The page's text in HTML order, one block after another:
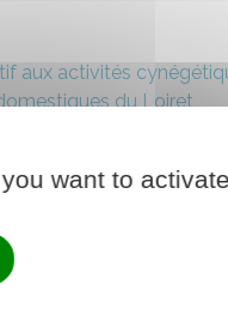
aux activités
du Loiret
suite à une
Loiret
déclaration d’infection
suite à une
want to